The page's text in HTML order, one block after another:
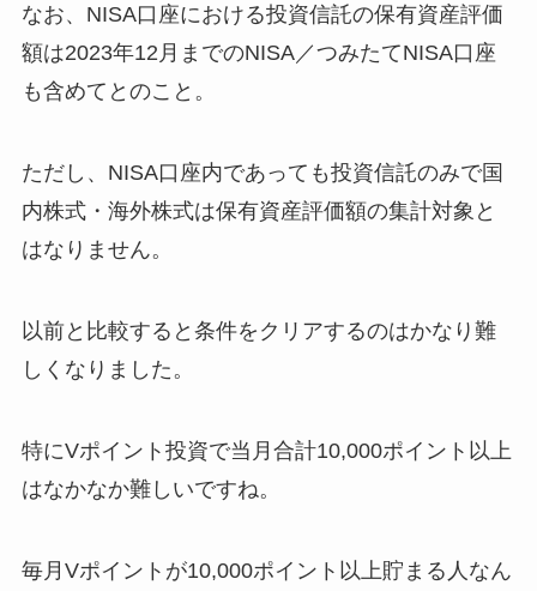
なお、NISA口座における投資信託の保有資産評価
額は2023年12月までのNISA／つみたてNISA口座
も含めてとのこと。
ただし、NISA口座内であっても投資信託のみで国
内株式・海外株式は保有資産評価額の集計対象と
はなりません。
以前と比較すると条件をクリアするのはかなり難
しくなりました。
特にVポイント投資で当月合計10,000ポイント以上
はなかなか難しいですね。
毎月Vポイントが10,000ポイント以上貯まる人なん